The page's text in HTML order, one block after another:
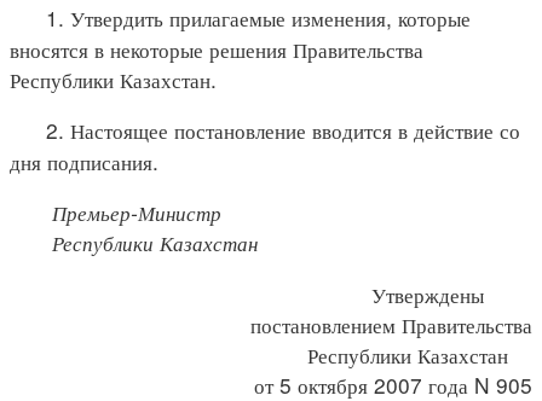
1. Утвердить прилагаемые изменения, которые
вносятся в некоторые решения Правительства
Республики Казахстан.
2. Настоящее постановление вводится в действие со
дня подписания.
Премьер-Министр
Республики Казахстан
Утверждены
постановлением Правительства
Республики Казахстан
от 5 октября 2007 года N 905